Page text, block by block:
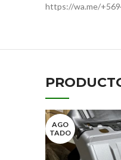
https://wa.me/
AGO
TADO